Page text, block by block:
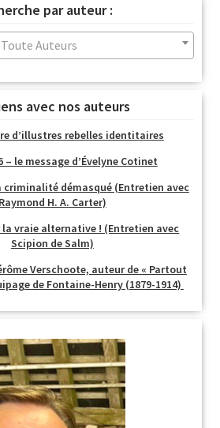
par auteur :
Toute Auteurs
avec nos auteurs
d’illustres rebelles identitaires
– le message d’Évelyne Cotinet
criminalité démasqué (Entretien avec
Raymond H. A. Carter)
vraie alternative ! (Entretien avec
Scipion de Salm)
Verschoote, auteur de « Partout
de Fontaine-Henry (1879-1914)